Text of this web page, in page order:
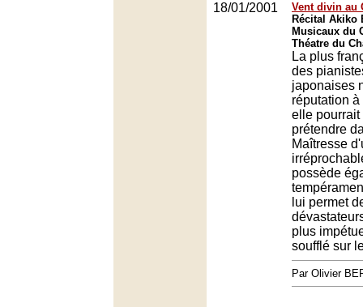
18/01/2001
Vent divin au
Récital Akiko
Musicaux du
Théatre du
La plus
des
japonaises
réputation
elle pourrait
prétendre
Maîtresse
possède
lui permet
plus
soufflé sur
Par Olivier